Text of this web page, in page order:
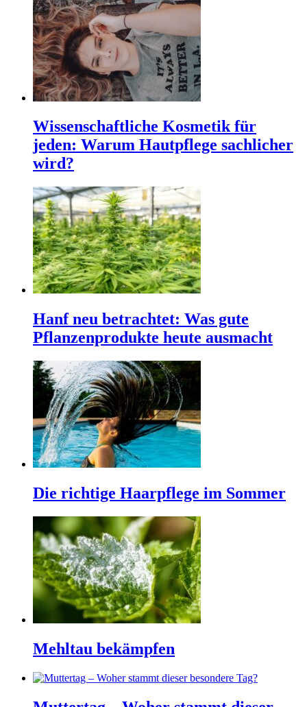
Wissenschaftliche Kosmetik für
jeden: Warum Hautpflege sachlicher
wird?
Hanf neu betrachtet: Was gute
Pflanzenprodukte heute ausmacht
Die richtige Haarpflege im Sommer
Mehltau bekämpfen